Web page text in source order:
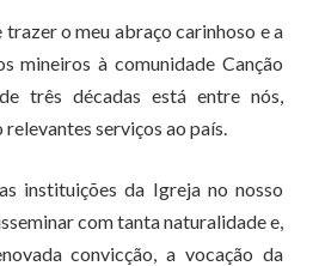
o meu abraço carinhoso e a
mineiros à comunidade Canção
três décadas está entre nós,
serviços ao país.
instituições da Igreja no nosso
com tanta naturalidade e,
convicção, a vocação da